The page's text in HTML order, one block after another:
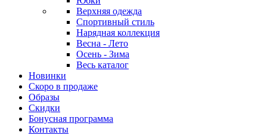
Верхняя одежда
Спортивный стиль
Нарядная коллекция
Весна - Лето
Осень - Зима
Весь каталог
Новинки
Скоро в продаже
Образы
Скидки
Бонусная программа
Контакты